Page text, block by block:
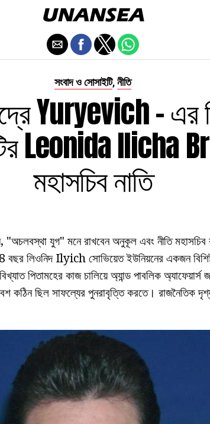
সংবাদ ও সোসাইটি, নীতি
Yuryevich - এর
Leonida Ilicha
মহাসচিব নাতি
যুগ" মনে রাখবেন অনুকূল এবং নীতি
বছর লিওনিদ Ilyich সোভিয়েত ইউনিয়নের একজন
পিতামহের কাজ চালিয়ে অ্যান্ড পাবলিক অ্যাফেয়ার্স
কঠিন ছিল সাফল্যের পুনরাবৃত্তি করতে। রাজনৈতিক